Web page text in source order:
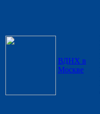
ВДНХ в
Москве